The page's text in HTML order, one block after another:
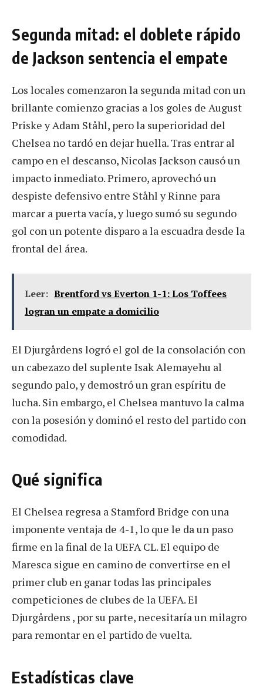
Segunda mitad: el doblete rápido
de Jackson sentencia el empate
Los locales comenzaron la segunda mitad con un
brillante comienzo gracias a los goles de August
Priske y Adam Ståhl, pero la superioridad del
Chelsea no tardó en dejar huella. Tras entrar al
campo en el descanso, Nicolas Jackson causó un
impacto inmediato. Primero, aprovechó un
despiste defensivo entre Ståhl y Rinne para
marcar a puerta vacía, y luego sumó su segundo
gol con un potente disparo a la escuadra desde la
frontal del área.
Leer: Brentford vs Everton 1-1: Los Toffees
logran un empate a domicilio
El Djurgårdens logró el gol de la consolación con
un cabezazo del suplente Isak Alemayehu al
segundo palo, y demostró un gran espíritu de
lucha. Sin embargo, el Chelsea mantuvo la calma
con la posesión y dominó el resto del partido con
comodidad.
Qué significa
El Chelsea regresa a Stamford Bridge con una
imponente ventaja de 4-1, lo que le da un paso
firme en la final de la UEFA CL. El equipo de
Maresca sigue en camino de convertirse en el
primer club en ganar todas las principales
competiciones de clubes de la UEFA. El
Djurgårdens , por su parte, necesitaría un milagro
para remontar en el partido de vuelta.
Estadísticas clave